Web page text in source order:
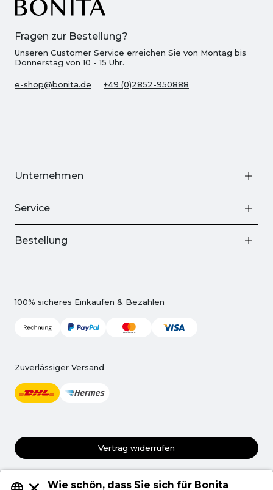
Fragen zur Bestellung?
Unseren Customer Service erreichen Sie von Montag bis
Donnerstag von 10 - 15 Uhr.
e-shop@bonita.de +49 (0)2852-950888
Unternehmen
Service
Bestellung
100% sicheres Einkaufen & Bezahlen
Zuverlässiger Versand
Vertrag widerrufen